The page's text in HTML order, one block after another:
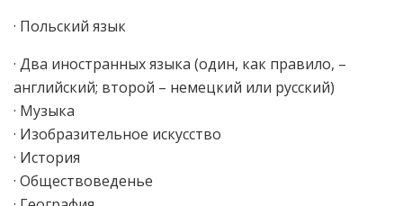
· Польский язык
· Два иностранных языка (один, как правило, –
английский; второй – немецкий или русский)
· Музыка
· Изобразительное искусство
· История
· Обществоведенье